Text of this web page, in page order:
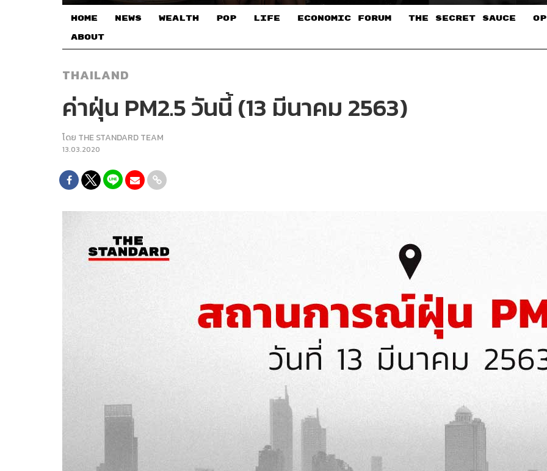
HOME NEWS WEALTH POP LIFE ECONOMIC FORUM THE SECRET SAUCE​
ABOUT
THAILAND
ค่าฝุ่น PM2.5 วันนี้ (13 มีนาคม 2563)
โดย THE STANDARD TEAM
13.03.2020